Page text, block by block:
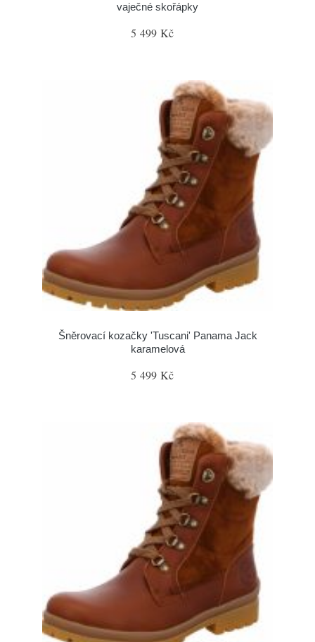
vaječné skořápky
5 499 Kč
Šněrovací kozačky 'Tuscani' Panama Jack
karamelová
5 499 Kč